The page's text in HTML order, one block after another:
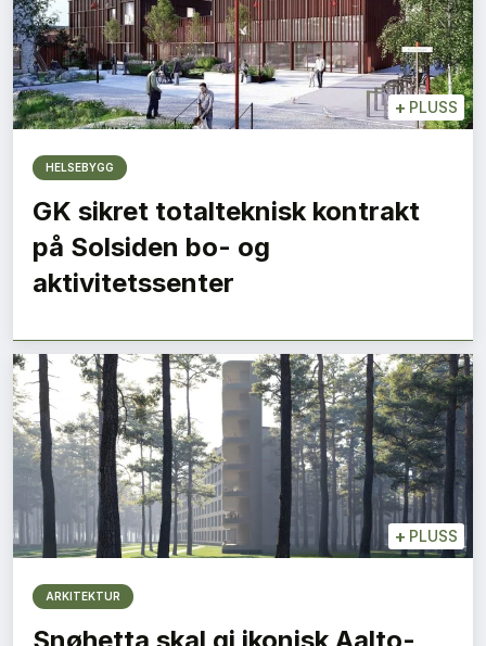
+ PLUSS
HELSEBYGG
GK sikret totalteknisk kontrakt
på Solsiden bo- og
aktivitetssenter
+ PLUSS
ARKITEKTUR